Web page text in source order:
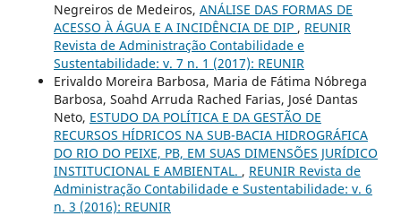
Negreiros de Medeiros, ANÁLISE DAS FORMAS DE
ACESSO À ÁGUA E A INCIDÊNCIA DE DIP , REUNIR
Revista de Administração Contabilidade e
Sustentabilidade: v. 7 n. 1 (2017): REUNIR
Erivaldo Moreira Barbosa, Maria de Fátima Nóbrega
Barbosa, Soahd Arruda Rached Farias, José Dantas
Neto, ESTUDO DA POLÍTICA E DA GESTÃO DE
RECURSOS HÍDRICOS NA SUB-BACIA HIDROGRÁFICA
DO RIO DO PEIXE, PB, EM SUAS DIMENSÕES JURÍDICO
INSTITUCIONAL E AMBIENTAL. , REUNIR Revista de
Administração Contabilidade e Sustentabilidade: v. 6
n. 3 (2016): REUNIR